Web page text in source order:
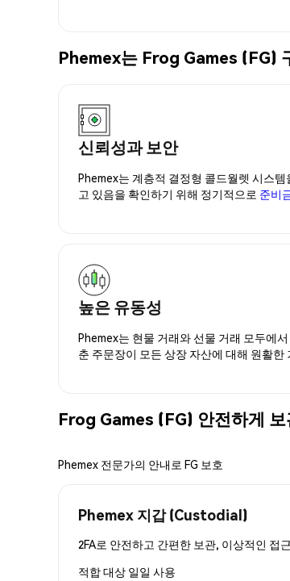
Phemex는 Frog Games (FG)
신뢰성과 보안
Phemex는 계층적 결정형 콜드월렛 시스
고 있음을 확인하기 위해 정기적으로 준비
높은 유동성
Phemex는 현물 거래와 선물 거래 모두에
춘 주문장이 모든 상장 자산에 대해 원활
Frog Games (FG) 안전하게
Phemex 전문가의 안내로 FG 보호
Phemex 지갑 (Custodial)
2FA로 안전하고 간편한 보관, 이상적인 접
적합 대상 일일 사용